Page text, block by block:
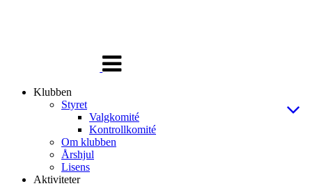
navigasjon
Klubben
Styret
Valgkomité
Kontrollkomité
Om klubben
Årshjul
Lisens
Aktiviteter